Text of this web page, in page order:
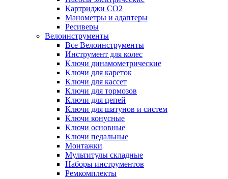
Картриджи CO2
Манометры и адаптеры
Ресиверы
Велоинструменты
Все Велоинструменты
Инструмент для колес
Ключи динамометрические
Ключи для кареток
Ключи для кассет
Ключи для тормозов
Ключи для цепей
Ключи для шатунов и систем
Ключи конусные
Ключи основные
Ключи педальные
Монтажки
Мультитулы складные
Наборы инструментов
Ремкомплекты